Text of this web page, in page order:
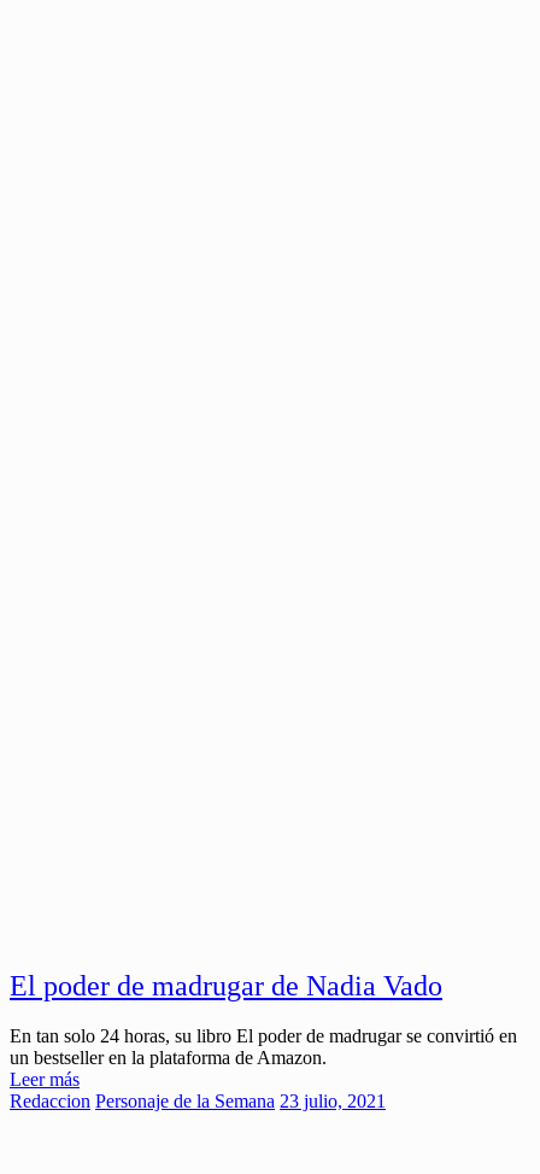
El poder de madrugar de Nadia Vado
En tan solo 24 horas, su libro El poder de madrugar se convirtió en
un bestseller en la plataforma de Amazon.
Leer más
Redaccion Personaje de la Semana 23 julio, 2021